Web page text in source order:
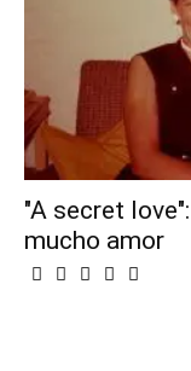
"A secret
mucho amor